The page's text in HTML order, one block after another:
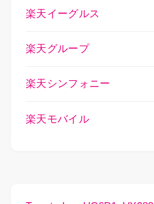
楽天イーグルス
楽天グループ
楽天シンフォニー
楽天モバイル